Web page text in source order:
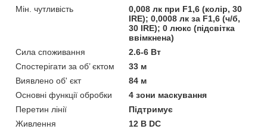
Мін. чутливість
0,008 лк при F1,6 (колір, 30
IRE); 0,0008 лк за F1,6 (ч/б,
30 IRE); 0 люкс (підсвітка
ввімкнена)
Сила споживання
2.6-6 Вт
Спостерігати за об’ єктом
33 м
Виявлено об' єкт
84 м
Основні функції обробки
4 зони маскування
Перетин лінії
Підтримує
Живлення
12 В DC